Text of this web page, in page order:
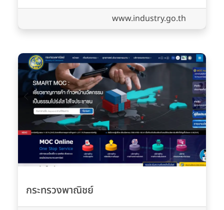
www.industry.go.th
กระทรวงพาณิชย์